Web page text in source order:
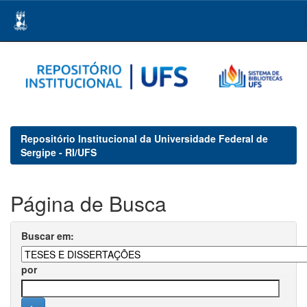
navigation
Repositório Institucional da Universidade Federal de
Sergipe - RI/UFS
Página de Busca
Buscar em:
por